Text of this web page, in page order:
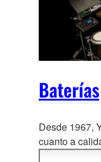
Baterías
Desde 1967,
cuanto a